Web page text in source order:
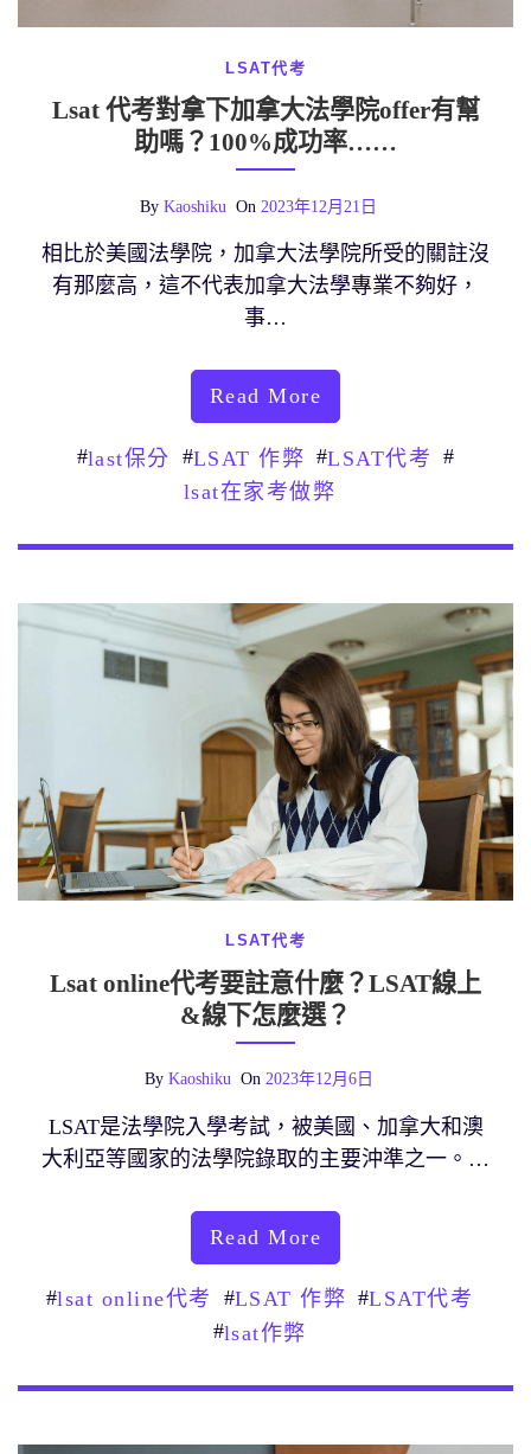
LSAT代考
Lsat 代考對拿下加拿大法學院offer有幫
助嗎？100%成功率……
By Kaoshiku On 2023年12月21日
相比於美國法學院，加拿大法學院所受的關註沒
有那麼高，這不代表加拿大法學專業不夠好，
事…
Read More
#last保分 #LSAT 作弊 #LSAT代考
#
lsat在家考做弊
LSAT代考
Lsat online代考要註意什麼？LSAT線上
&線下怎麼選？
By Kaoshiku On 2023年12月6日
LSAT是法學院入學考試，被美國、加拿大和澳
大利亞等國家的法學院錄取的主要沖準之一。…
Read More
#lsat online代考 #LSAT 作弊 #LSAT代考
#lsat作弊